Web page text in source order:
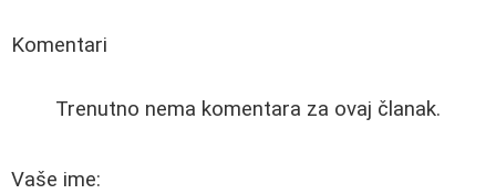
Komentari
Trenutno nema komentara za ovaj članak.
Vaše ime: